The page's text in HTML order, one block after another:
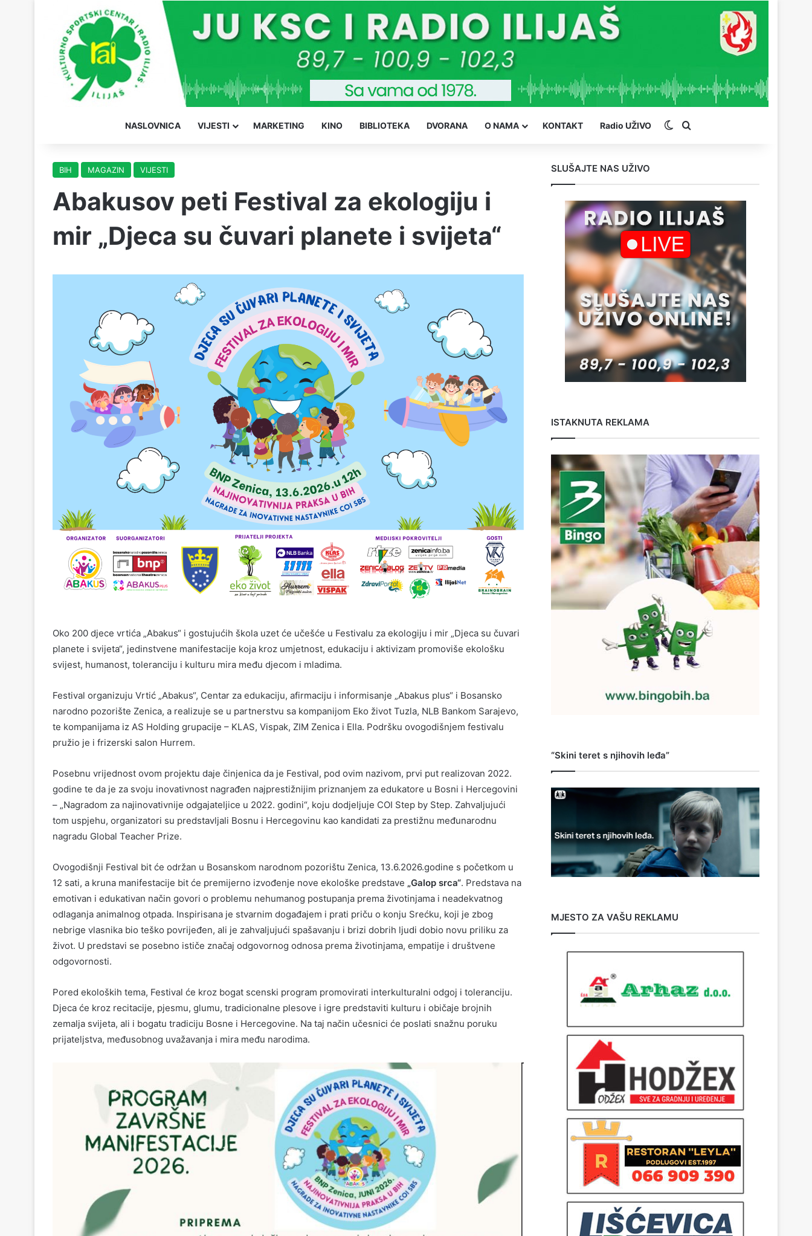
NASLOVNICA VIJESTI MARKETING KINO BIBLIOTEKA DVORANA O NAMA KONTAKT Radio UŽIVO Switch skin
BIH MAGAZIN VIJESTI
Abakusov peti Festival za ekologiju i
mir „Djeca su čuvari planete i svijeta“
Oko 200 djece vrtića „Abakus“ i gostujućih škola uzet će učešće u Festivalu za ekologiju i mir „Djeca su čuvari
planete i svijeta“, jedinstvene manifestacije koja kroz umjetnost, edukaciju i aktivizam promoviše ekološku
svijest, humanost, toleranciju i kulturu mira među djecom i mladima.
Festival organizuju Vrtić „Abakus“, Centar za edukaciju, afirmaciju i informisanje „Abakus plus“ i Bosansko
narodno pozorište Zenica, a realizuje se u partnerstvu sa kompanijom Eko život Tuzla, NLB Bankom Sarajevo,
te kompanijama iz AS Holding grupacije – KLAS, Vispak, ZIM Zenica i Ella. Podršku ovogodišnjem festivalu
pružio je i frizerski salon Hurrem.
Posebnu vrijednost ovom projektu daje činjenica da je Festival, pod ovim nazivom, prvi put realizovan 2022.
godine te da je za svoju inovativnost nagrađen najprestižnijim priznanjem za edukatore u Bosni i Hercegovini
– „Nagradom za najinovativnije odgajateljice u 2022. godini“, koju dodjeljuje COI Step by Step. Zahvaljujući
tom uspjehu, organizatori su predstavljali Bosnu i Hercegovinu kao kandidati za prestižnu međunarodnu
nagradu Global Teacher Prize.
Ovogodišnji Festival bit će održan u Bosanskom narodnom pozorištu Zenica, 13.6.2026.godine s početkom u
12 sati, a kruna manifestacije bit će premijerno izvođenje nove ekološke predstave „Galop srca“. Predstava na
emotivan i edukativan način govori o problemu nehumanog postupanja prema životinjama i neadekvatnog
odlaganja animalnog otpada. Inspirisana je stvarnim događajem i prati priču o konju Srećku, koji je zbog
nebrige vlasnika bio teško povrijeđen, ali je zahvaljujući spašavanju i brizi dobrih ljudi dobio novu priliku za
život. U predstavi se posebno ističe značaj odgovornog odnosa prema životinjama, empatije i društvene
odgovornosti.
Pored ekoloških tema, Festival će kroz bogat scenski program promovirati interkulturalni odgoj i toleranciju.
Djeca će kroz recitacije, pjesmu, glumu, tradicionalne plesove i igre predstaviti kulturu i običaje brojnih
zemalja svijeta, ali i bogatu tradiciju Bosne i Hercegovine. Na taj način učesnici će poslati snažnu poruku
prijateljstva, međusobnog uvažavanja i mira među narodima.
SLUŠAJTE NAS UŽIVO
ISTAKNUTA REKLAMA
“Skini teret s njihovih leđa”
MJESTO ZA VAŠU REKLAMU